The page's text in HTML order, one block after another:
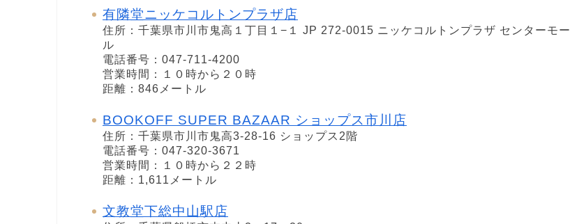
有隣堂ニッケコルトンプラザ店
住所：千葉県市川市鬼高１丁目１−１ JP 272-0015 ニッケコルトンプラザ センターモー
ル
電話番号：047-711-4200
営業時間：１０時から２０時
距離：846メートル
BOOKOFF SUPER BAZAAR ショップス市川店
住所：千葉県市川市鬼高3-28-16 ショップス2階
電話番号：047-320-3671
営業時間：１０時から２２時
距離：1,611メートル
文教堂下総中山駅店